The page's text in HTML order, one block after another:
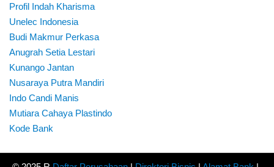
Profil Indah Kharisma
Unelec Indonesia
Budi Makmur Perkasa
Anugrah Setia Lestari
Kunango Jantan
Nusaraya Putra Mandiri
Indo Candi Manis
Mutiara Cahaya Plastindo
Kode Bank